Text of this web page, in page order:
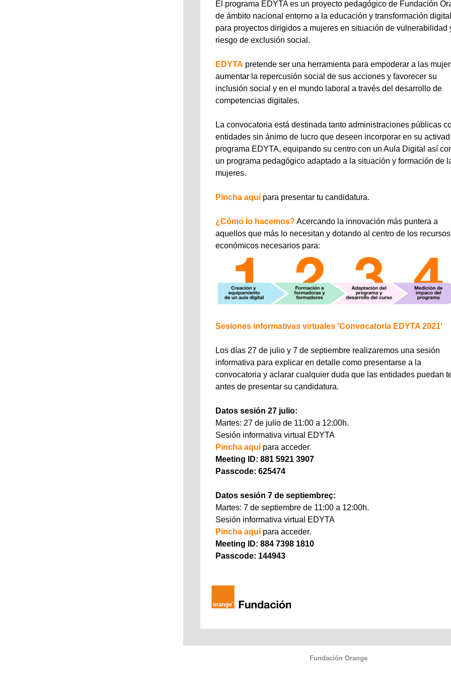
El programa EDYTA es un proyecto pedagógico de Fundación
de ámbito nacional entorno a la educación y transformación
para proyectos dirigidos a mujeres en situación de vulnerabilidad
riesgo de exclusión social.
EDYTA pretende ser una herramienta para empoderar a las
aumentar la repercusión social de sus acciones y favorecer su
inclusión social y en el mundo laboral a través del desarrollo de
competencias digitales.
La convocatoria está destinada tanto administraciones públicas
entidades sin ánimo de lucro que deseen incorporar en su
programa EDYTA, equipando su centro con un Aula Digital así
un programa pedagógico adaptado a la situación y formación de
mujeres.
Pincha aquípara presentar tu candidatura.
¿Cómo lo hacemos? Acercando la innovación más puntera a
aquellos que más lo necesitan y dotando al centro de los recursos
económicos necesarios para:
Sesiones informativas virtuales 'Convocatoria EDYTA 2021'
Los días 27 de julio y 7 de septiembre realizaremos una sesión
informativa para explicar en detalle como presentarse a la
convocatoria y aclarar cualquier duda que las entidades puedan
antes de presentar su candidatura.
Datos sesión 27 julio:
Martes: 27 de julio de 11:00 a 12:00h.
Sesión informativa virtual EDYTA
Pincha aquípara acceder.
Meeting ID: 881 5921 3907
Passcode: 625474
Datos sesión 7 de septiembreç:
Martes: 7 de septiembre de 11:00 a 12:00h.
Sesión informativa virtual EDYTA
Pincha aquípara acceder.
Meeting ID: 884 7398 1810
Passcode: 144943
Fundación Orange